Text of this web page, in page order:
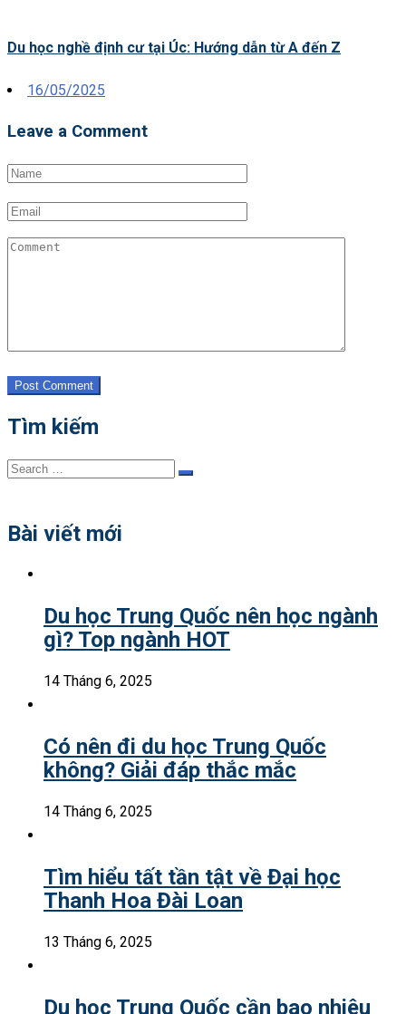
Du học nghề định cư tại Úc: Hướng dẫn từ A đến Z
Posted
16/05/2025
Leave a Comment
Post Comment
Tìm kiếm
Search
Search
Bài viết mới
Du học Trung Quốc nên học ngành
gì? Top ngành HOT
14 Tháng 6, 2025
Có nên đi du học Trung Quốc
không? Giải đáp thắc mắc
14 Tháng 6, 2025
Tìm hiểu tất tần tật về Đại học
Thanh Hoa Đài Loan
13 Tháng 6, 2025
Du học Trung Quốc cần bao nhiêu